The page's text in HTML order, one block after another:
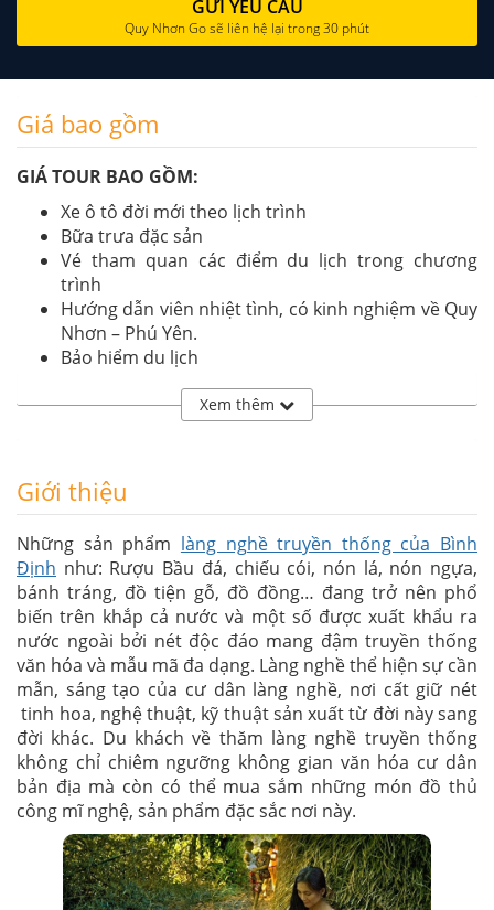
GỬI YÊU CẦU
Quy Nhơn Go sẽ liên hệ lại trong 30 phút
Giá bao gồm
GIÁ TOUR BAO GỒM:
Xe ô tô đời mới theo lịch trình
Bữa trưa đặc sản
Vé tham quan các điểm du lịch trong chương
trình
Hướng dẫn viên nhiệt tình, có kinh nghiệm về Quy
Nhơn – Phú Yên.
Bảo hiểm du lịch
500ml/người/ngày
Thuế VAT 10%
Chi phí ăn uống ngoài chương trình, vui chơi giải
QUÀ TẶNG:
Trò chơi hoạt náo, đố vui có thưởng trên đường
đi, thắng sẽ nhận quà
Mũ lá hoặc mũ vải du lịch
Điều khoản và quy định
CHÍNH SÁCH ƯU ĐÃI DÀNH CHO TRẺ EM:
2 người lớn miễn phí 1 trẻ em dưới 5 tuổi, trẻ thứ
2 tính 50%.
Trẻ em từ 5 – 10 tuổi, tính 50% chi phí người lớn
Trẻ trên 10 tuổi trở lên, tính bằng chi phí người
lớn.
Xem thêm
Giới thiệu
Những sản phẩm làng nghề truyền thống của Bình
Định như: Rượu Bầu đá, chiếu cói, nón lá, nón ngựa,
bánh tráng, đồ tiện gỗ, đồ đồng… đang trở nên phổ
biến trên khắp cả nước và một số được xuất khẩu ra
nước ngoài bởi nét độc đáo mang đậm truyền thống
văn hóa và mẫu mã đa dạng. Làng nghề thể hiện sự cần
mẫn, sáng tạo của cư dân làng nghề, nơi cất giữ nét
tinh hoa, nghệ thuật, kỹ thuật sản xuất từ đời này sang
đời khác. Du khách về thăm làng nghề truyền thống
không chỉ chiêm ngưỡng không gian văn hóa cư dân
bản địa mà còn có thể mua sắm những món đồ thủ
công mĩ nghệ, sản phẩm đặc sắc nơi này.